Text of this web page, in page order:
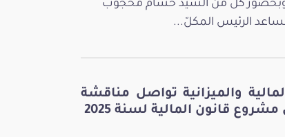
وبحضور كل من السيد حسام محجوب
الرئيس المكلّ...
والميزانية تواصل مناقشة
قانون المالية لسنة 2025